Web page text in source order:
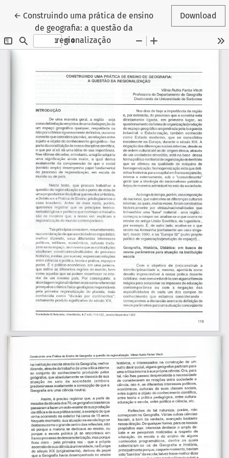
← Return to Article Details
Construindo uma prática de ensino
de geografia: a questão da
regionalização
Download